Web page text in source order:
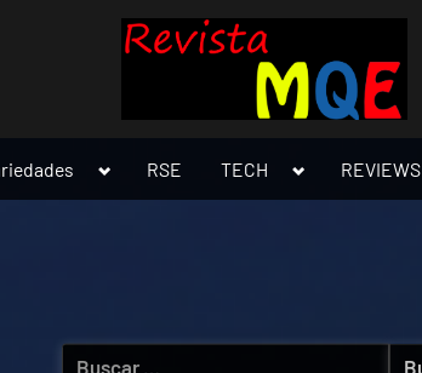
Toggle
menu
RSE TECH
Toggle
menu
REVIEWS
Buscar: